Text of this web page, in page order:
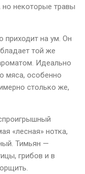
некоторые травы
приходит на ум. Он
той же
Идеально
мяса, особенно
столько же,
«лесная» нотка,
Тимьян —
грибов и в